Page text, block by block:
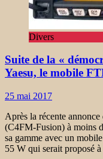
Divers
Suite de la «
Yaesu, le mobile
25 mai 2017
Après la récente
(C4FM-Fusion) à moins
sa gamme avec un
55 W qui serait proposé